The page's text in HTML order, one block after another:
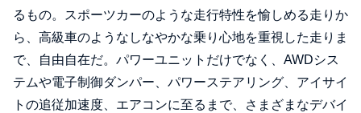
るもの。スポーツカーのような走行特性を愉しめる走りか
ら、高級車のようなしなやかな乗り心地を重視した走りま
で、自由自在だ。パワーユニットだけでなく、AWDシス
テムや電子制御ダンパー、パワーステアリング、アイサイ
トの追従加速度、エアコンに至るまで、さまざまなデバイ